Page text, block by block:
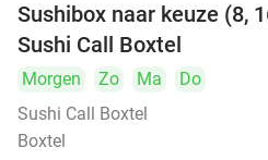
Sushibox naar keuze (8,
Sushi Call Boxtel
Morgen Zo Ma
Do
Sushi Call Boxtel
Boxtel